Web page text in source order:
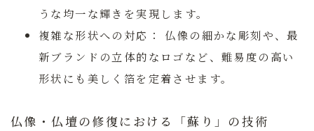
うな均一な輝きを実現します。
複雑な形状への対応：
仏像の細かな彫刻や、最
新ブランドの立体的なロゴなど、難易度の高い
形状にも美しく箔を定着させます。
仏像・仏壇の修復における「蘇り」の技術